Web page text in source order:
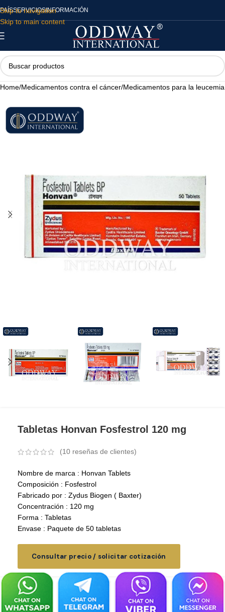
Skip to navigation
Skip to main content
PAÍSSERVICIOSINFORMACIÓN
Home/Medicamentos contra el cáncer/Medicamentos para la leucemia
Tabletas Honvan Fosfestrol 120 mg
(10 reseñas de clientes)
Nombre de marca : Honvan Tablets
Composición : Fosfestrol
Fabricado por : Zydus Biogen ( Baxter)
Concentración : 120 mg
Forma : Tabletas
Envase : Paquete de 50 tabletas
Consultar precio / solicitar cotización